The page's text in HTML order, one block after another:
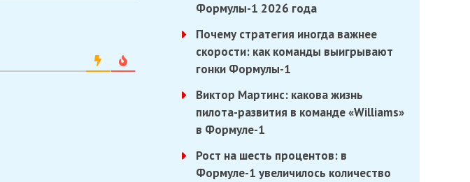
Формулы-1 2026 года
Почему стратегия иногда важнее
скорости: как команды выигрывают
гонки Формулы-1
Виктор Мартинс: какова жизнь
пилота-развития в команде «Williams»
в Формуле-1
Рост на шесть процентов: в
Формуле-1 увеличилось количество